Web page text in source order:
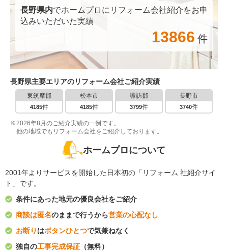
長野県内でホームプロにリフォーム会社紹介をお申
込みいただいた実績
13866 件
長野県主要エリアのリフォーム会社ご紹介実績
東筑摩郡
4185件
松本市
4185件
諏訪郡
3799件
長野市
3740件
※2026年8月のご紹介実績の一例です。
他の地域でもリフォーム会社をご紹介しております。
ホームプロについて
2001年よりサービスを開始した日本初の「リフォーム 社紹介サイ
ト」です。
条件にあった地元の優良会社をご紹介
商談は匿名のままで行うから営業の心配なし
お断り はボタンひとつで気兼ねなく
独自の工事完成保証 （無料）